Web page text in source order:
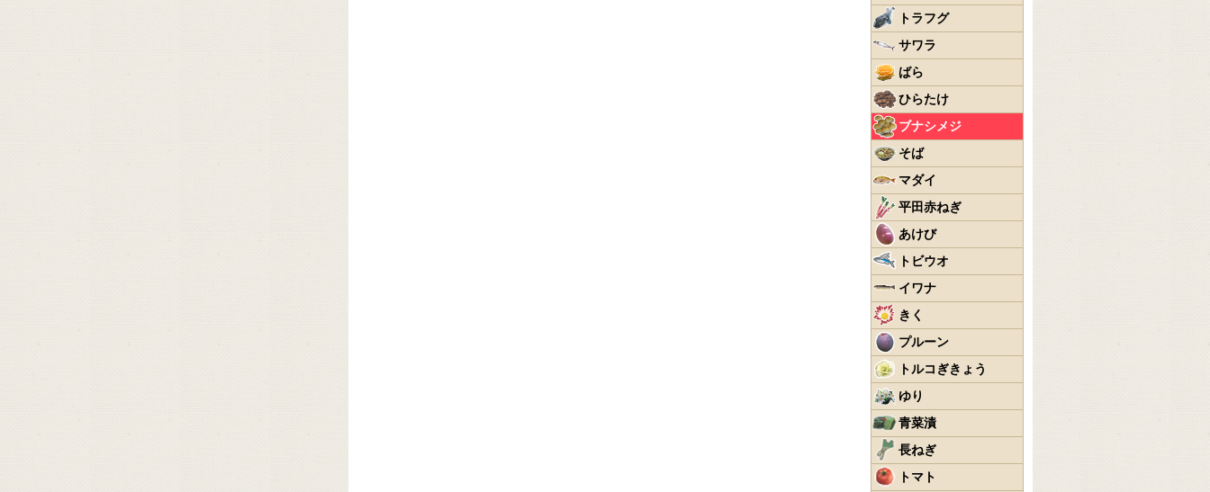
トラフグ
サワラ
ばら
ひらたけ
ブナシメジ
そば
マダイ
平田赤ねぎ
あけび
トビウオ
イワナ
きく
プルーン
トルコぎきょう
ゆり
青菜漬
長ねぎ
トマト